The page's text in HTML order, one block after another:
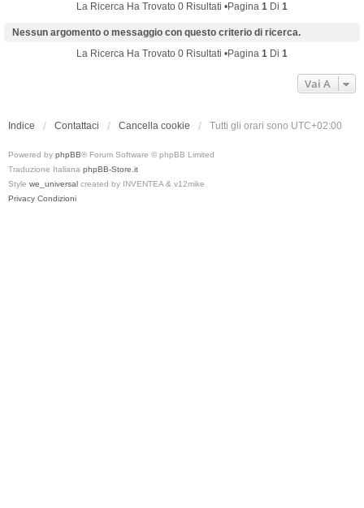
La Ricerca Ha Trovato 0 Risultati •Pagina 1 Di 1
Nessun argomento o messaggio con questo criterio di ricerca.
La Ricerca Ha Trovato 0 Risultati •Pagina 1 Di 1
Vai A
Indice Contattaci Cancella cookie Tutti gli orari sono UTC+02:00
Powered by phpBB® Forum Software © phpBB Limited
Traduzione Italiana phpBB-Store.it
Style we_universal created by INVENTEA & v12mike
Privacy Condizioni